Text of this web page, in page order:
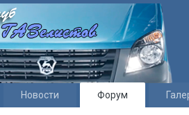
Новости Форум